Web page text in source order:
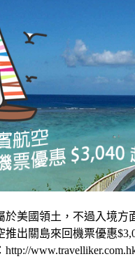
國領土，不過入境方面
推出關島來回機票優惠